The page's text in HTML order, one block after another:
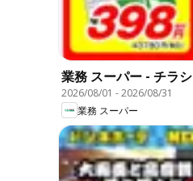
業務 スーパー - チラシ
2026/08/01 -2026/08/31
業務 スーパー